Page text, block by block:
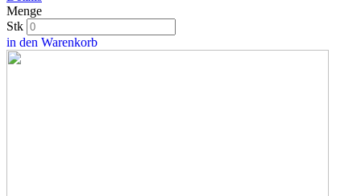
Menge
Stk
in den Warenkorb